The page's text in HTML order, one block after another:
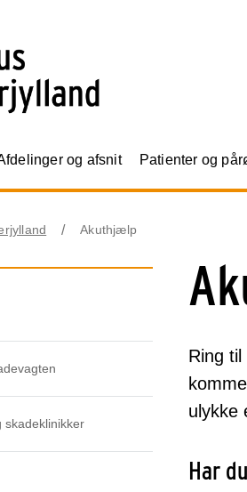
og afsnit Patienter og
Akuthjælp
skadeklinikker
Ring
ulykke
Har